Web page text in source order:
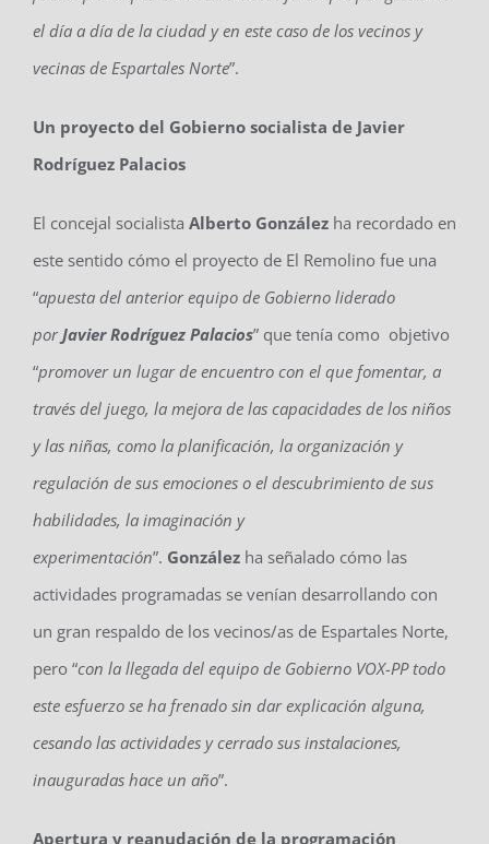
el día a día de la ciudad y en este caso de los vecinos y
vecinas de Espartales Norte”.
Un proyecto del Gobierno socialista de Javier
Rodríguez Palacios
El concejal socialista Alberto González ha recordado en
este sentido cómo el proyecto de El Remolino fue una
“apuesta del anterior equipo de Gobierno liderado
porJavier Rodríguez Palacios” que tenía como objetivo
“promover un lugar de encuentro con el que fomentar, a
través del juego, la mejora de las capacidades de los niños
y las niñas, como la planificación, la organización y
regulación de sus emociones o el descubrimiento de sus
habilidades, la imaginación y
experimentación”. González ha señalado cómo las
actividades programadas se venían desarrollando con
un gran respaldo de los vecinos/as de Espartales Norte,
pero “con la llegada del equipo de Gobierno VOX-PP todo
este esfuerzo se ha frenado sin dar explicación alguna,
cesando las actividades y cerrado sus instalaciones,
inauguradas hace un año”.
Apertura y reanudación de la programación